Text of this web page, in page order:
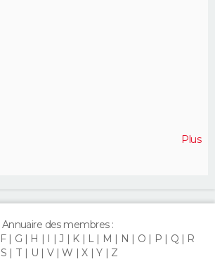
Plus
Annuaire des membres :
F G H J K L M N O P Q
R
S
T U V W X Y Z